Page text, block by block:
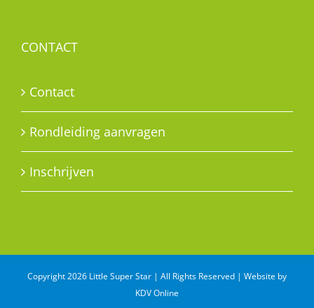
CONTACT
Contact
Rondleiding aanvragen
Inschrijven
Copyright 2026 Little Super Star | All Rights Reserved | Website by
KDV Online